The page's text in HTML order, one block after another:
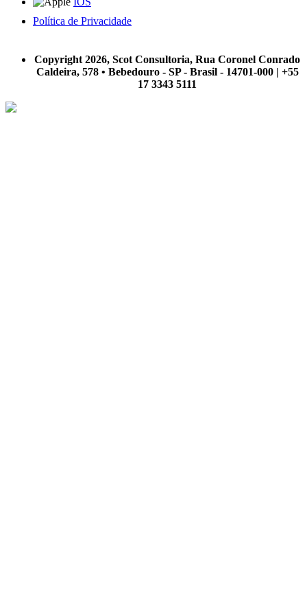
Política de Privacidade
Copyright 2026, Scot Consultoria, Rua Coronel Conrado
Caldeira, 578 • Bebedouro - SP - Brasil - 14701-000 | +55
17 3343 5111